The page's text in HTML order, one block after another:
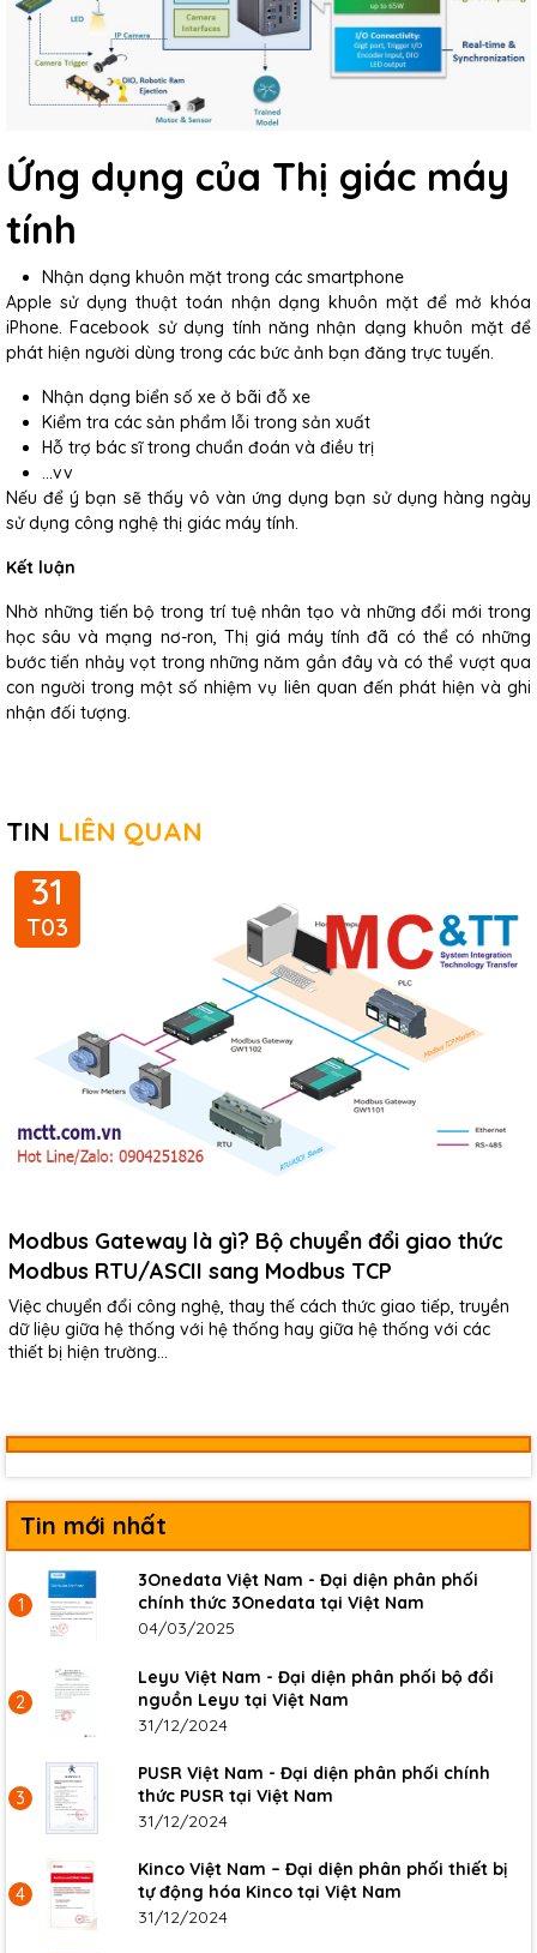
Ứng dụng của Thị giác máy
tính
Nhận dạng khuôn mặt trong các smartphone
Apple sử dụng thuật toán nhận dạng khuôn mặt để mở khóa
iPhone. Facebook sử dụng tính năng nhận dạng khuôn mặt để
phát hiện người dùng trong các bức ảnh bạn đăng trực tuyến.
Nhận dạng biển số xe ở bãi đỗ xe
Kiểm tra các sản phẩm lỗi trong sản xuất
Hỗ trợ bác sĩ trong chuẩn đoán và điều trị
…vv
Nếu để ý bạn sẽ thấy vô vàn ứng dụng bạn sử dụng hàng ngày
sử dụng công nghệ thị giác máy tính.
Kết luận
Nhờ những tiến bộ trong trí tuệ nhân tạo và những đổi mới trong
học sâu và mạng nơ-ron, Thị giá máy tính đã có thể có những
bước tiến nhảy vọt trong những năm gần đây và có thể vượt qua
con người trong một số nhiệm vụ liên quan đến phát hiện và ghi
nhận đối tượng.
TIN LIÊN QUAN
31
T03
Modbus Gateway là gì? Bộ chuyển đổi giao thức
Modbus RTU/ASCII sang Modbus TCP
Việc chuyển đổi công nghệ, thay thế cách thức giao tiếp, truyền
dữ liệu giữa hệ thống với hệ thống hay giữa hệ thống với các
thiết bị hiện trường...
Tin mới nhất
1
3Onedata Việt Nam - Đại diện phân phối
chính thức 3Onedata tại Việt Nam
04/03/2025
2
Leyu Việt Nam - Đại diện phân phối bộ đổi
nguồn Leyu tại Việt Nam
31/12/2024
3
PUSR Việt Nam - Đại diện phân phối chính
thức PUSR tại Việt Nam
31/12/2024
4
Kinco Việt Nam – Đại diện phân phối thiết bị
tự động hóa Kinco tại Việt Nam
31/12/2024